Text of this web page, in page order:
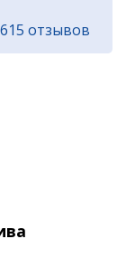
отзывов